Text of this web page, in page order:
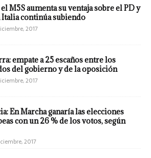
M5S aumenta su ventaja sobre el PD y
Italia continúa subiendo
2017
empate a 25 escaños entre los
del gobierno y de la oposición
2017
En Marcha ganaría las elecciones
con un 26 % de los votos, según
2017